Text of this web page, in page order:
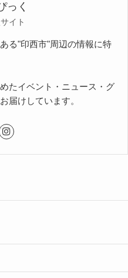
っく
イト
る"印西市"周辺の情報に特
たイベント・ニュース・グ
届けしています。